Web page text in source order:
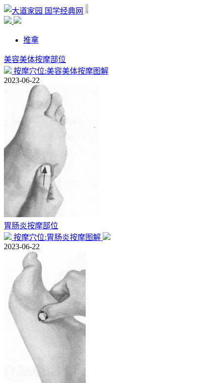
国学经典网
推拿
美容美体按摩部位
按摩穴位:美容美体按摩图解
2023-06-22
胃肠炎按摩部位
按摩穴位:胃肠炎按摩图解
2023-06-22